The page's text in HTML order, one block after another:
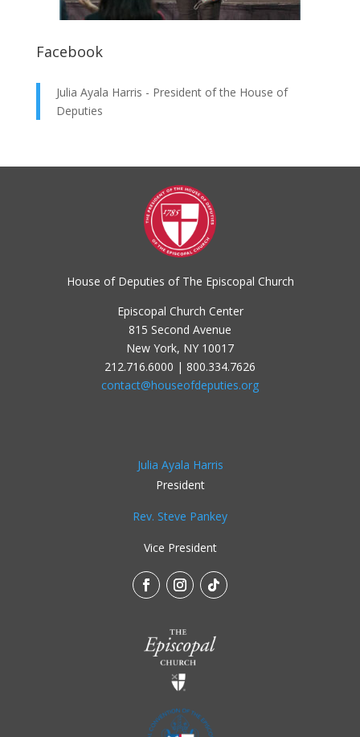
Facebook
Julia Ayala Harris - President of the House of
Deputies
House of Deputies of The Episcopal Church
Episcopal Church Center
815 Second Avenue
New York, NY 10017
212.716.6000 | 800.334.7626
contact@houseofdeputies.org
Julia Ayala Harris
President
Rev. Steve Pankey
Vice President